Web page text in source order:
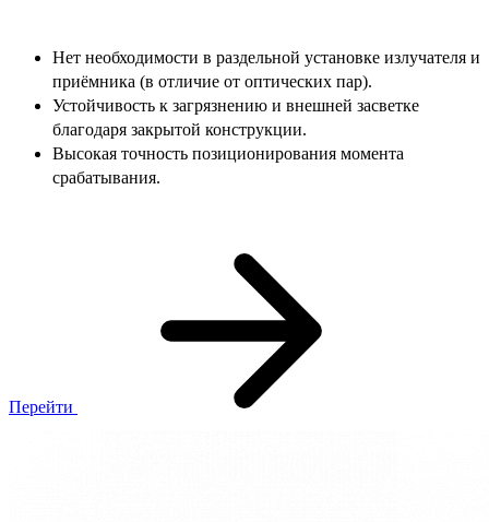
Нет необходимости в раздельной установке излучателя и
приёмника (в отличие от оптических пар).
Устойчивость к загрязнению и внешней засветке
благодаря закрытой конструкции.
Высокая точность позиционирования момента
срабатывания.
Перейти